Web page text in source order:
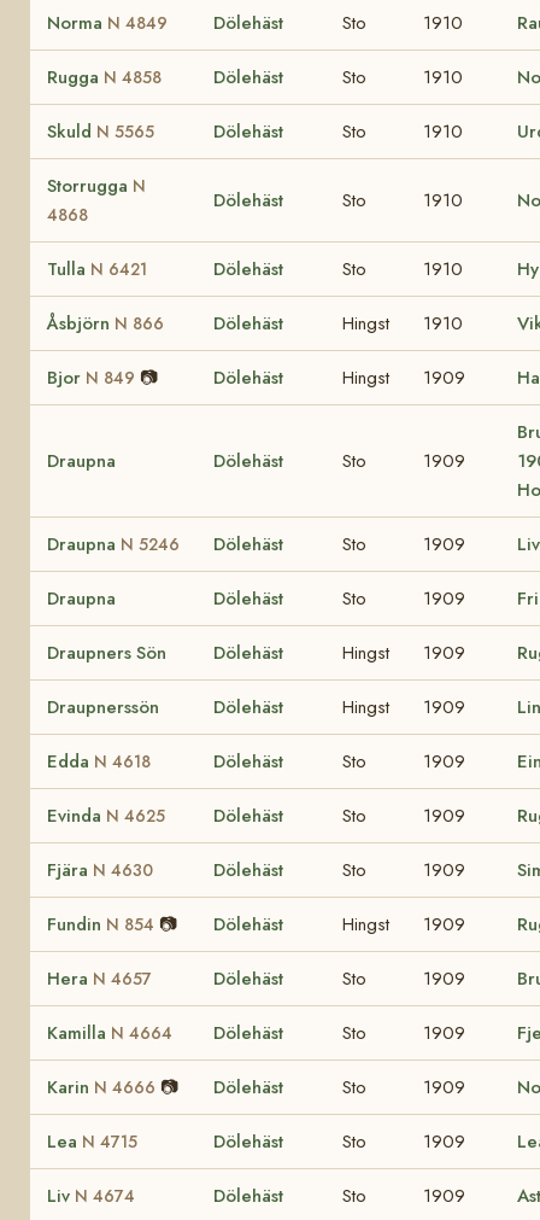
Norma N 4849 Dölehäst Sto 1910
Rugga N 4858 Dölehäst Sto 1910
Skuld N 5565 Dölehäst Sto 1910
Storrugga N
4868
Dölehäst Sto 1910
Tulla N 6421 Dölehäst Sto 1910
Åsbjörn N 866 Dölehäst Hingst 1910
Bjor N 849 📷 Dölehäst Hingst 1909
Draupna Dölehäst Sto 1909
Draupna N 5246 Dölehäst Sto 1909
Draupna Dölehäst Sto 1909
Draupners Sön Dölehäst Hingst 1909
Draupnerssön Dölehäst Hingst 1909
Edda N 4618 Dölehäst Sto 1909
Evinda N 4625 Dölehäst Sto 1909
Fjära N 4630 Dölehäst Sto 1909
Fundin N 854 📷 Dölehäst Hingst 1909
Hera N 4657 Dölehäst Sto 1909
Kamilla N 4664 Dölehäst Sto 1909
Karin N 4666 📷 Dölehäst Sto 1909
Lea N 4715 Dölehäst Sto 1909
Liv N 4674 Dölehäst Sto 1909